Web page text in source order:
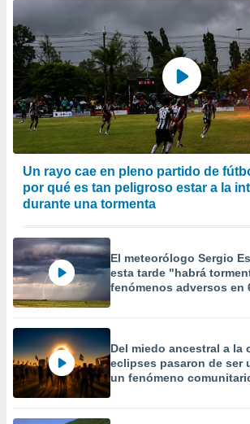
Un rayo cae en pleno partido de
por qué es tan peligroso estar a la
durante una tormenta
El meteorólogo Sergio
esta tarde "habrá
fenómenos adversos en
Del miedo ancestral a la
eclipses pasaron de ser
un fenómeno